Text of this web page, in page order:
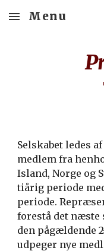
Skip to main content
Menu
Selskabet ledes
medlem fra
Island, Norge og
tiårig periode
periode.
forestå det
den pågældende
udpeger nye